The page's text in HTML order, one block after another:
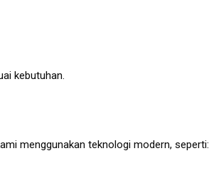
kebutuhan.
menggunakan teknologi modern, seperti: